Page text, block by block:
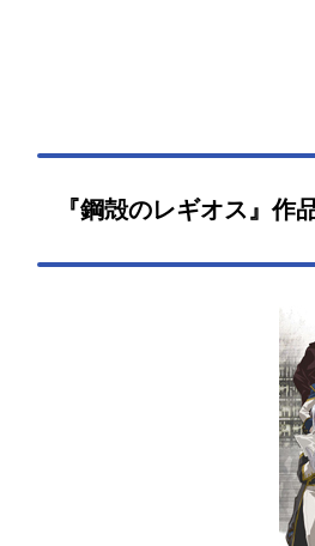
『鋼殻のレギオス』作